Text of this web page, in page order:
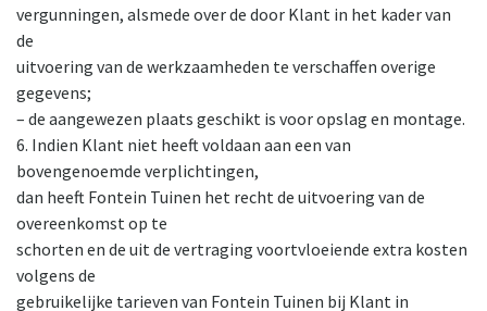
vergunningen, alsmede over de door Klant in het kader van
de
uitvoering van de werkzaamheden te verschaffen overige
gegevens;
– de aangewezen plaats geschikt is voor opslag en montage.
6. Indien Klant niet heeft voldaan aan een van
bovengenoemde verplichtingen,
dan heeft Fontein Tuinen het recht de uitvoering van de
overeenkomst op te
schorten en de uit de vertraging voortvloeiende extra kosten
volgens de
gebruikelijke tarieven van Fontein Tuinen bij Klant in